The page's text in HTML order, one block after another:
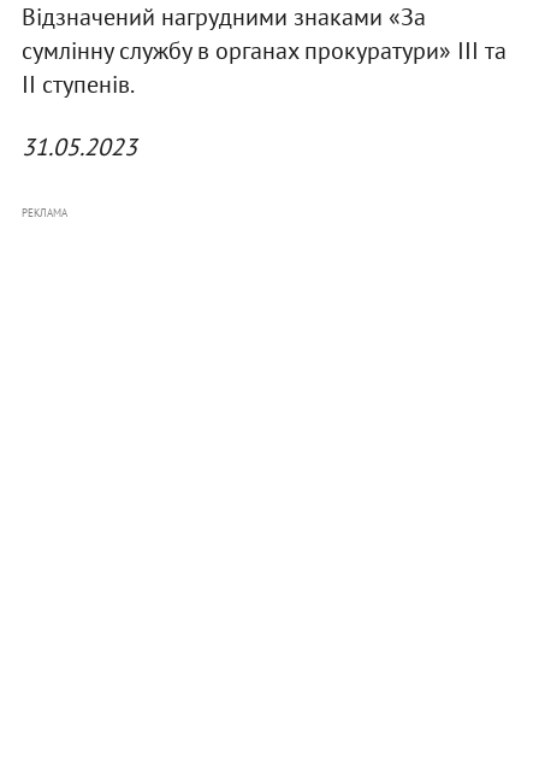
Відзначений нагрудними знаками «За
сумлінну службу в органах прокуратури» ІІІ та
ІІ ступенів.
31.05.2023
РЕКЛАМА